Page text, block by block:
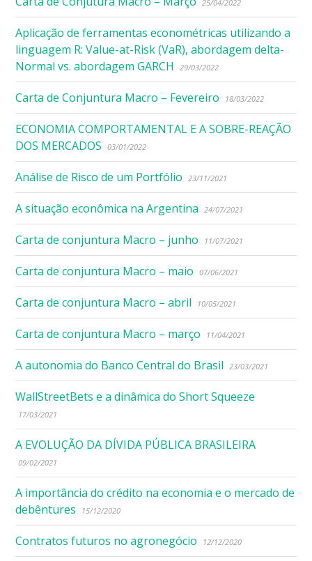
25/04/2022
Aplicação de ferramentas econométricas utilizando a
linguagem R: Value-at-Risk (VaR), abordagem delta-
Normal vs. abordagem GARCH
29/03/2022
Carta de Conjuntura Macro – Fevereiro 18/03/2022
ECONOMIA COMPORTAMENTAL E A SOBRE-REAÇÃO
DOS MERCADOS
03/01/2022
Análise de Risco de um Portfólio 23/11/2021
A situação econômica na Argentina 24/07/2021
Carta de conjuntura Macro – junho 11/07/2021
Carta de conjuntura Macro – maio 07/06/2021
Carta de conjuntura Macro – abril 10/05/2021
Carta de conjuntura Macro – março 11/04/2021
A autonomia do Banco Central do Brasil 23/03/2021
WallStreetBets e a dinâmica do Short Squeeze
17/03/2021
A EVOLUÇÃO DA DÍVIDA PÚBLICA BRASILEIRA
09/02/2021
A importância do crédito na economia e o mercado de
debêntures
15/12/2020
Contratos futuros no agronegócio 12/12/2020